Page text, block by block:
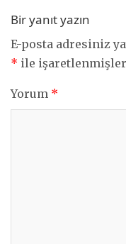
Bir yanıt yazın
E-posta adresiniz
* ile
Yorum *